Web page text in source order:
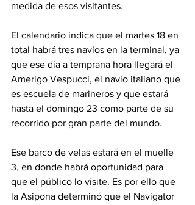
medida de esos visitantes.
El calendario indica que el martes 18 en
total habrá tres navíos en la terminal, ya
que ese día a temprana hora llegará el
Amerigo Vespucci, el navío italiano que
es escuela de marineros y que estará
hasta el domingo 23 como parte de su
recorrido por gran parte del mundo.
Ese barco de velas estará en el muelle
3, en donde habrá oportunidad para
que el público lo visite. Es por ello que
la Asipona determinó que el Navigator